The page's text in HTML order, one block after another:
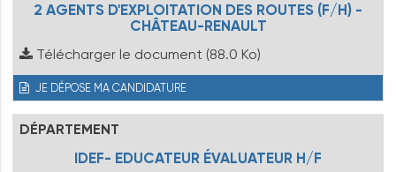
2 AGENTS D'EXPLOITATION DES ROUTES (F/H) -
CHÂTEAU-RENAULT
Télécharger le document (88.0 Ko)
JE DÉPOSE MA CANDIDATURE
DÉPARTEMENT
IDEF- EDUCATEUR ÉVALUATEUR H/F